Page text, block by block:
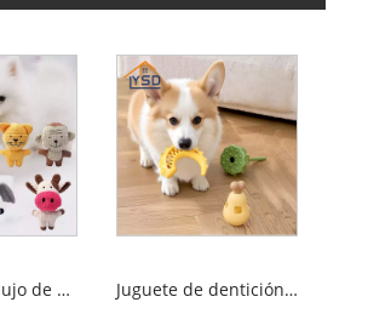
Juguetes de lujo de mascotas Juguete de dentición de mascota